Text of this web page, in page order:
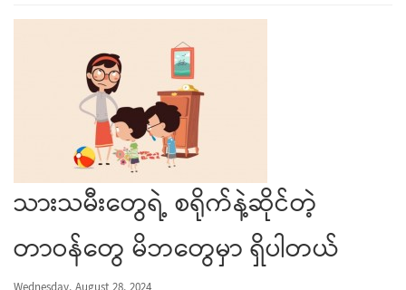
သားသမီးတွေရဲ့ စရိုက်နဲ့ဆိုင်တဲ့
တာဝန်တွေ မိဘတွေမှာ ရှိပါတယ်